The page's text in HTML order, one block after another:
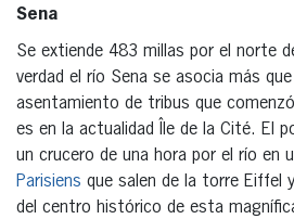
Sena
Se extiende 483 millas por el norte
verdad el río Sena se asocia más
asentamiento de tribus que
es en la actualidad Île de la Cité. El
un crucero de una hora por el río en
Parisiens que salen de la torre Eiffel
del centro histórico de esta